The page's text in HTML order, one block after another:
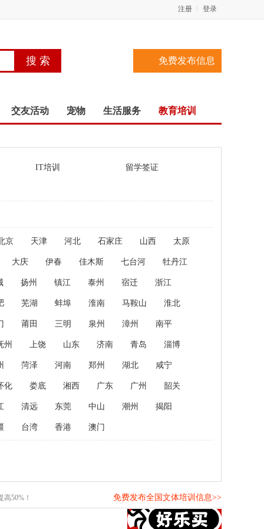
登录
注册
免费发布信息
交友活动 宠物 生活服务 教育培训
IT培训 留学签证
京 天津 河北 石家庄 山西 太原
大庆 伊春 佳木斯 七台河 牡丹江
扬州 镇江 泰州 宿迁 浙江
芜湖 蚌埠 淮南 马鞍山 淮北
莆田 三明 泉州 漳州 南平
州 上饶 山东 济南 青岛 淄博
菏泽 河南 郑州 湖北 咸宁
化 娄底 湘西 广东 广州 韶关
清远 东莞 中山 潮州 揭阳
台湾 香港 澳门
50%！ 免费发布全国文体培训信息>>